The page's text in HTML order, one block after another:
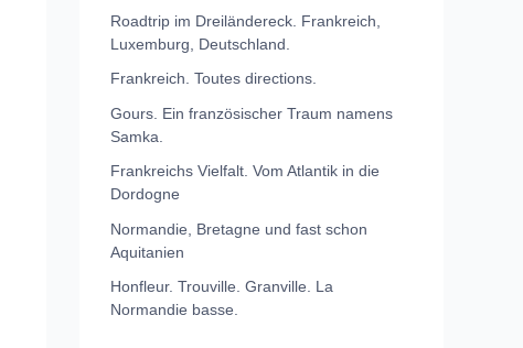
Roadtrip im Dreiländereck. Frankreich,
Luxemburg, Deutschland.
Frankreich. Toutes directions.
Gours. Ein französischer Traum namens
Samka.
Frankreichs Vielfalt. Vom Atlantik in die
Dordogne
Normandie, Bretagne und fast schon
Aquitanien
Honfleur. Trouville. Granville. La
Normandie basse.